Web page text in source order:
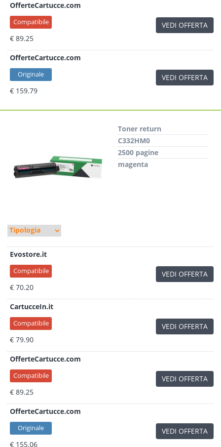
OfferteCartucce.com
Compatibile
€ 89.25
VEDI OFFERTA
OfferteCartucce.com
Originale
€ 159.79
VEDI OFFERTA
Toner return
C332HM0
2500 pagine
magenta
Evostore.it
Compatibile
€ 70.20
VEDI OFFERTA
CartucceIn.it
Compatibile
€ 79.90
VEDI OFFERTA
OfferteCartucce.com
Compatibile
€ 89.25
VEDI OFFERTA
OfferteCartucce.com
Originale
€ 155.06
VEDI OFFERTA